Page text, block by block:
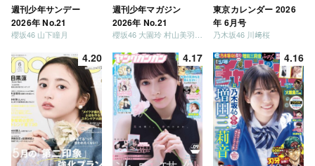
週刊少年サンデー
2026年 No.21
櫻坂46 山下瞳月
週刊少年マガジン
2026年 No.21
櫻坂46 大園玲 村山美羽 稲熊ひな
東京カレンダー 2026
年 6月号
乃木坂46 川﨑桜
4.20 4.17 4.16